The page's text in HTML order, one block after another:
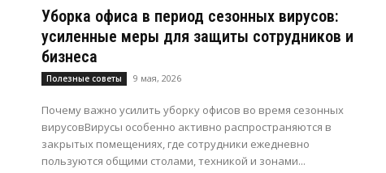
Уборка офиса в период сезонных вирусов:
усиленные меры для защиты сотрудников и
бизнеса
Полезные советы 9 мая, 2026
Почему важно усилить уборку офисов во время сезонных
вирусовВирусы особенно активно распространяются в
закрытых помещениях, где сотрудники ежедневно
пользуются общими столами, техникой и зонами...